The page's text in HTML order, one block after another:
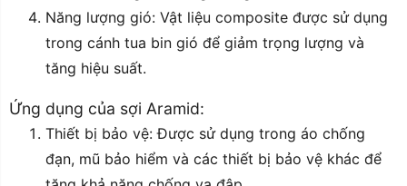
Năng lượng gió: Vật liệu composite được sử dụng
trong cánh tua bin gió để giảm trọng lượng và
tăng hiệu suất.
Ứng dụng của sợi Aramid:
Thiết bị bảo vệ: Được sử dụng trong áo chống
đạn, mũ bảo hiểm và các thiết bị bảo vệ khác để